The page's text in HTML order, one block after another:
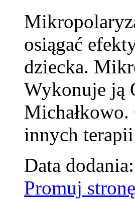
osiągać
dziecka.
Wykonuje ją
innych
Data
Promuj